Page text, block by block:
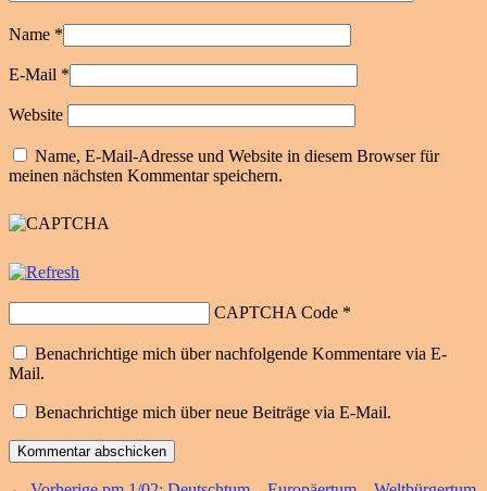
Name *
E-Mail *
Website
Name, E-Mail-Adresse und Website in diesem Browser für
meinen nächsten Kommentar speichern.
CAPTCHA Code *
Benachrichtige mich über nachfolgende Kommentare via E-
Mail.
Benachrichtige mich über neue Beiträge via E-Mail.